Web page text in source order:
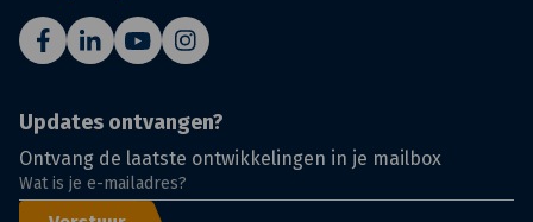
Updates ontvangen?
Ontvang de laatste ontwikkelingen in je mailbox